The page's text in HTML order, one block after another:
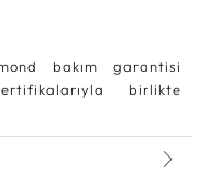
bakım garantisi
birlikte